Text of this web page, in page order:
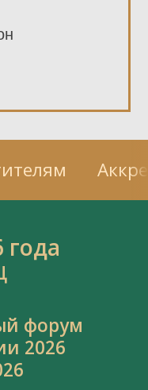
года
форум
2026